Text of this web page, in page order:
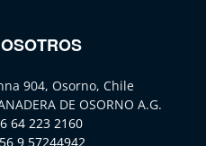
904, Osorno, Chile
DE OSORNO A.G.
64 223 2160
9 57244942